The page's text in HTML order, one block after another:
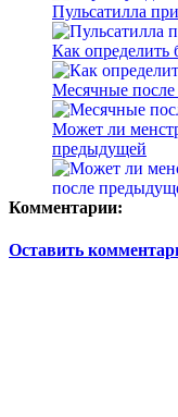
Пульсатилла
Как определить
Месячные после
Может ли
предыдущей
Комментарии:
Оставить